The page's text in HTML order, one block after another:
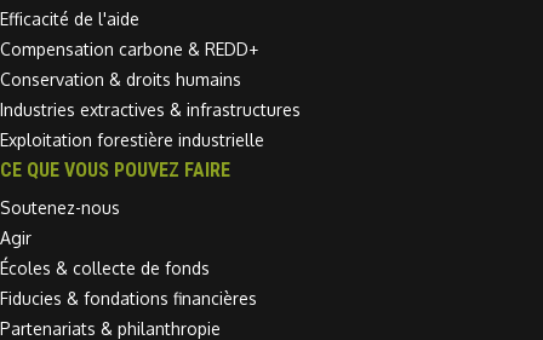
Efficacité de l'aide
Compensation carbone & REDD+
Conservation & droits humains
Industries extractives & infrastructures
Exploitation forestière industrielle
CE QUE VOUS POUVEZ FAIRE
Soutenez-nous
Agir
Écoles & collecte de fonds
Fiducies & fondations financières
Partenariats & philanthropie